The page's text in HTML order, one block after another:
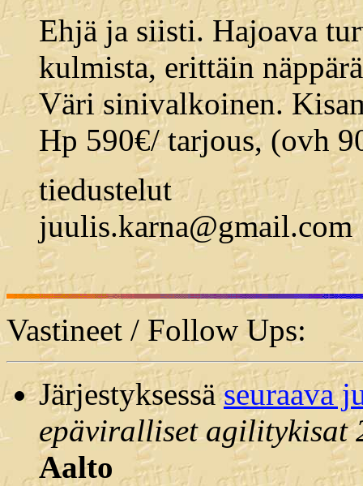
Ehjä ja siisti. Hajoava
kulmista, erittäin
Väri sinivalkoinen.
Hp 590€/ tarjous, (ovh
tiedustelut
juulis.karna@gmail.com
Vastineet / Follow Ups:
Järjestyksessäseuraava
epäviralliset agilitykisat
Aalto